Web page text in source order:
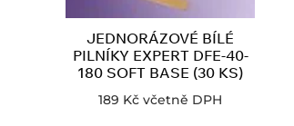
JEDNORÁZOVÉ BÍLÉ
PILNÍKY EXPERT DFE-40-
180 SOFT BASE (30 KS)
189 Kč včetně DPH